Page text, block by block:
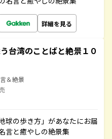
詳細を見る
台湾のことばと絶景１０
＆絶景
球の歩き方」があなたにお届
言と癒やしの絶景集